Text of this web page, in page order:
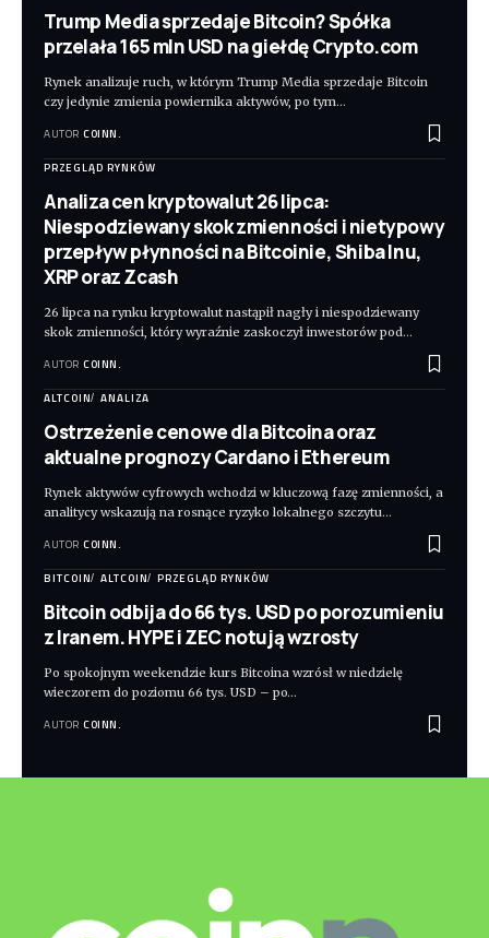
Trump Media sprzedaje Bitcoin? Spółka
przelała 165 mln USD na giełdę Crypto.com
Rynek analizuje ruch, w którym Trump Media sprzedaje Bitcoin
czy jedynie zmienia powiernika aktywów, po tym…
AUTOR COINN.
PRZEGLĄD RYNKÓW
Analiza cen kryptowalut 26 lipca:
Niespodziewany skok zmienności i nietypowy
przepływ płynności na Bitcoinie, Shiba Inu,
XRP oraz Zcash
26 lipca na rynku kryptowalut nastąpił nagły i niespodziewany
skok zmienności, który wyraźnie zaskoczył inwestorów pod…
AUTOR COINN.
ALTCOIN ANALIZA
Ostrzeżenie cenowe dla Bitcoina oraz
aktualne prognozy Cardano i Ethereum
Rynek aktywów cyfrowych wchodzi w kluczową fazę zmienności, a
analitycy wskazują na rosnące ryzyko lokalnego szczytu…
AUTOR COINN.
BITCOIN ALTCOIN PRZEGLĄD RYNKÓW
Bitcoin odbija do 66 tys. USD po porozumieniu
z Iranem. HYPE i ZEC notują wzrosty
Po spokojnym weekendzie kurs Bitcoina wzrósł w niedzielę
wieczorem do poziomu 66 tys. USD – po…
AUTOR COINN.